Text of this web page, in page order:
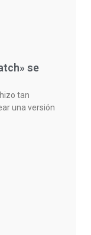
se
tan
una versión